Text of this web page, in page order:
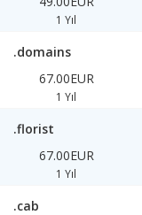
1 Yıl
.domains
67.00EUR
1 Yıl
.florist
67.00EUR
1 Yıl
.cab